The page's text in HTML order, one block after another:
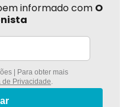
informado com O
| Para obter mais
de Privacidade